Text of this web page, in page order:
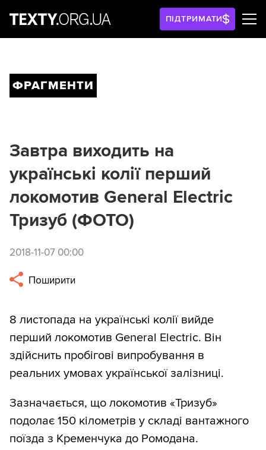
ПІДТРИМАТИ
ФРАГМЕНТИ
Завтра виходить на
українські колії перший
локомотив General Electric
Тризуб (ФОТО)
2018-11-07 00:00
Поширити
8 листопада на українські колії вийде
перший локомотив General Electric. Він
здійснить пробігові випробування в
реальних умовах української залізниці.
Зазначається, що локомотив «Тризуб»
подолає 150 кілометрів у складі вантажного
поїзда з Кременчука до Ромодана.